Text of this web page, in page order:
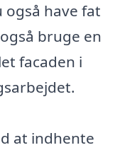
også have fat
bruge en
facaden i
at indhente